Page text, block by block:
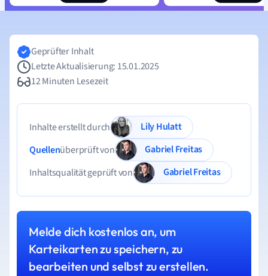
Geprüfter Inhalt
Letzte Aktualisierung: 15.01.2025
12 Minuten Lesezeit
Inhalte erstellt durch
Lily Hulatt
Quellenüberprüft von
Gabriel Freitas
Inhaltsqualität geprüft von
Gabriel Freitas
Melde dich kostenlos an, um
Karteikarten zu speichern, zu
bearbeiten und selbst zu erstellen.